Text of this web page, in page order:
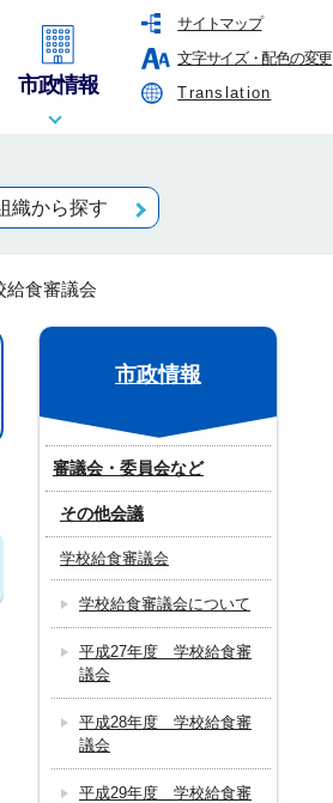
サイトマップ
文字サイズ・配色の変更
Translation
市政情報
織から探す
食審議会
市政情報
審議会・委員会など
その他会議
学校給食審議会
学校給食審議会について
平成27年度 学校給食審
議会
平成28年度 学校給食審
議会
平成29年度 学校給食審